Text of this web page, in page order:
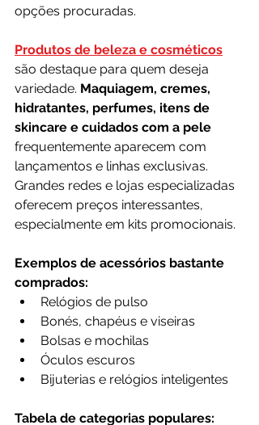
opções procuradas.
Produtos de beleza e cosméticos
são destaque para quem deseja
variedade. Maquiagem, cremes,
hidratantes, perfumes, itens de
skincare e cuidados com a pele
frequentemente aparecem com
lançamentos e linhas exclusivas.
Grandes redes e lojas especializadas
oferecem preços interessantes,
especialmente em kits promocionais.
Exemplos de acessórios bastante
comprados:
Relógios de pulso
Bonés, chapéus e viseiras
Bolsas e mochilas
Óculos escuros
Bijuterias e relógios inteligentes
Tabela de categorias populares: